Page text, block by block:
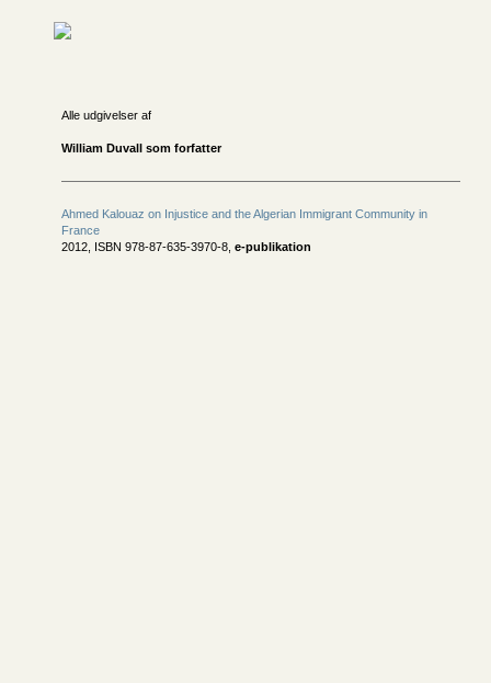
Alle udgivelser af
William Duvall som forfatter
Ahmed Kalouaz on Injustice and the Algerian Immigrant Community in
France
2012, ISBN 978-87-635-3970-8, e-publikation